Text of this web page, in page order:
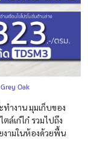
Oak
ำงาน มุมเก็บของ
ล์เก๋ไก๋ รวมไปถึง
งามในห้องด้วยพื้น